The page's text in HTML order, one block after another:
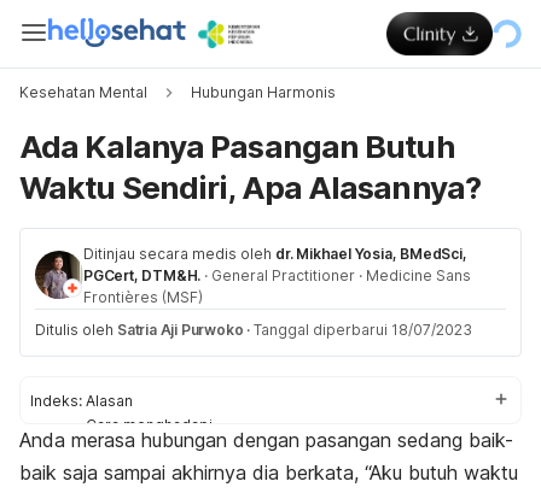
Kesehatan Mental Hubungan Harmonis
Ada Kalanya Pasangan Butuh
Waktu Sendiri, Apa Alasannya?
Ditinjau secara medis oleh dr. Mikhael Yosia, BMedSci,
PGCert, DTM&H. · General Practitioner · Medicine Sans
Frontières (MSF)
Ditulis oleh Satria Aji Purwoko · Tanggal diperbarui 18/07/2023
Indeks: Alasan
Cara menghadapi
Tips hubungan
Anda merasa hubungan dengan pasangan sedang baik-
baik saja sampai akhirnya dia berkata, “Aku butuh waktu